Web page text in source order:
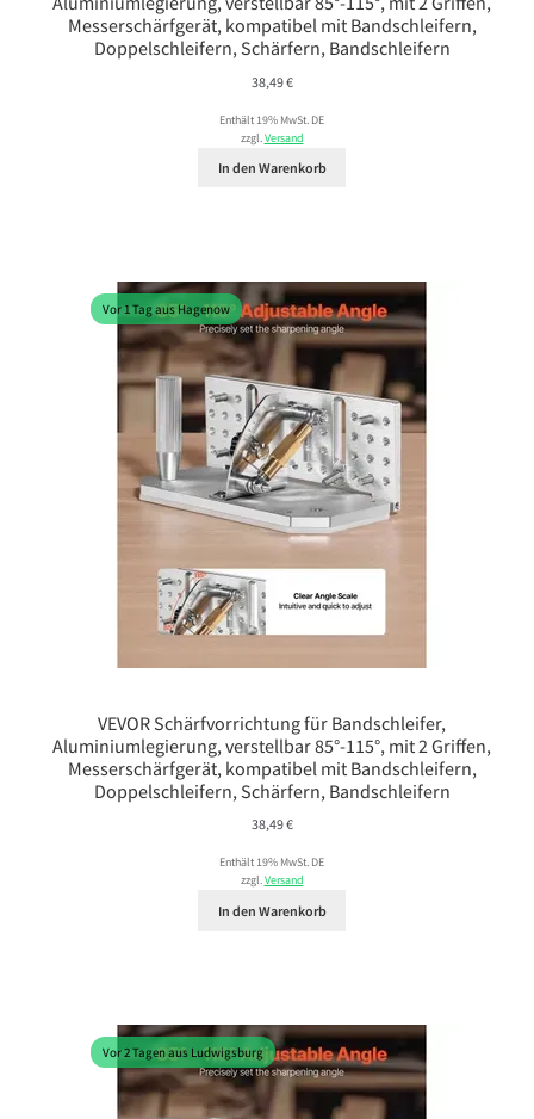
Messerschärfgerät, kompatibel mit Bandschleifern,
Doppelschleifern, Schärfern, Bandschleifern
38,49€
Enthält 19% MwSt. DE
zzgl.Versand
In den Warenkorb
Vor 1 Tag aus Hagenow
VEVOR Schärfvorrichtung für Bandschleifer,
Aluminiumlegierung, verstellbar 85°-115°, mit 2 Griffen,
Messerschärfgerät, kompatibel mit Bandschleifern,
Doppelschleifern, Schärfern, Bandschleifern
38,49€
Enthält 19% MwSt. DE
zzgl.Versand
In den Warenkorb
Vor 2 Tagen aus Ludwigsburg